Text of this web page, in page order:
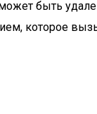
быть
которое